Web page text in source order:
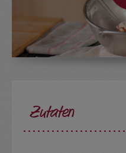
Zutaten